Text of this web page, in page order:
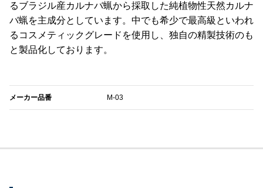
るブラジル産カルナバ蝋から採取した純植物性天然カルナ
バ蝋を主成分としています。中でも希少で最高級といわれ
るコスメティックグレードを使用し、独自の精製技術のも
と製品化しております。
メーカー品番 M-03